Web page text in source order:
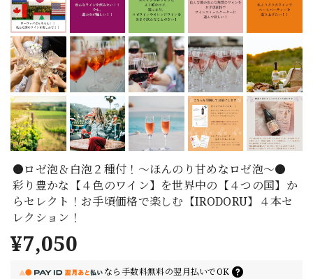
●ロゼ泡＆白泡２種付！～ほんのり甘めなロゼ泡～●
彩り豊かな【４色のワイン】を世界中の【４つの国】か
らセレクト！お手頃価格で楽しむ【IRODORU】４本セ
レクション！
¥7,050
なら手数料無料の翌月払いでOK